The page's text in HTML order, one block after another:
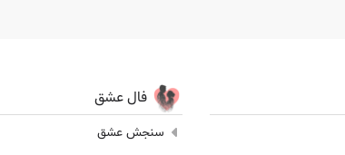
فال عشق
سنجش عشق